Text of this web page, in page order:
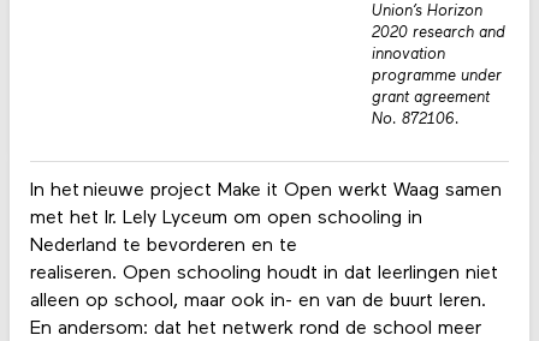
In het nieuwe project Make it Open werkt Waag samen
met het Ir. Lely Lyceum om open schooling in
Nederland te bevorderen en te
realiseren. Open schooling houdt in dat leerlingen niet
alleen op school, maar ook in- en van de buurt leren.
En andersom: dat het netwerk rond de school meer
Union’s Horizon
2020 research and
innovation
programme under
grant agreement
No. 872106.